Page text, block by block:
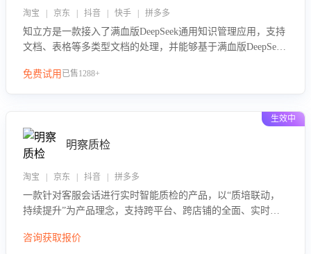
淘宝 | 京东 | 抖音 | 快手 | 拼多多
知立方是一款接入了满血版DeepSeek通用知识管理应用，支持
文档、表格等多类型文档的处理，并能够基于满血版DeepSeek
助用户高效管理和利用知识资源。通过该产品，用户可以轻松
免费试用 已售1288+
生效中
明察质检
淘宝 | 京东 | 抖音 | 拼多多
一款针对客服会话进行实时智能质检的产品，以“质培联动，
持续提升”为产品理念，支持跨平台、跨店铺的全面、实时、
队的销服能力。
咨询获取报价